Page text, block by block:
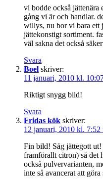
vi bodde också jättenära
gång vi är och handlar.
willys, nu bor vi bara ett
jättekonstigt sortiment.
väl sakna det också
Svara
Boel skriver:
11 januari, 2010 kl.
Riktigt snygg bild!
Svara
Fridas kök skriver:
12 januari, 2010 kl. 7:52
Fin bild! Såg jättegott ut!
framförallt citron) så det
också pulvervarianten,
inte så avancerat att göra